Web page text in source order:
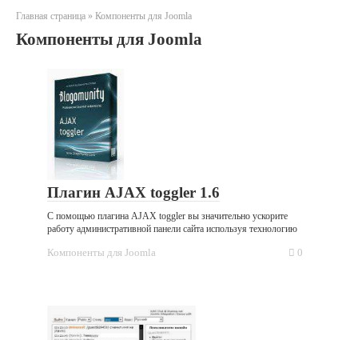
Главная страница » Компоненты для Joomla
Компоненты для Joomla
Плагин AJAX toggler 1.6
С помощью плагина AJAX toggler вы значительно ускорите
работу административной панели сайта используя технологию
Компоненты для Joomla 0